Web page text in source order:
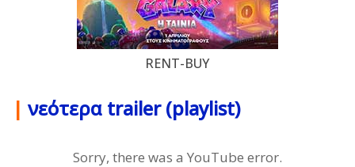
RENT-BUY
| νεότερα trailer (playlist)
Sorry, there was a YouTube error.